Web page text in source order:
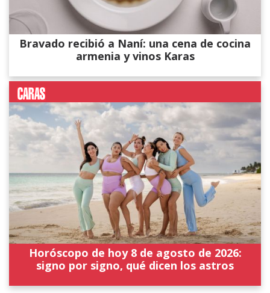
Bravado recibió a Naní: una cena de cocina
armenia y vinos Karas
Horóscopo de hoy 8 de agosto de 2026:
signo por signo, qué dicen los astros